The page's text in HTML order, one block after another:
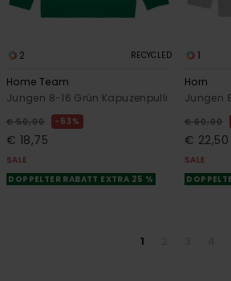
2 RECYCLED
Home Team
Jungen 8-16 Grün Kapuzenpulli
€ 50,00 63%
€ 18,75
SALE
DOPPELTER RABATT EXTRA 25 %
1
Horn
Jungen
€ 60,00
€ 22,50
SALE
1